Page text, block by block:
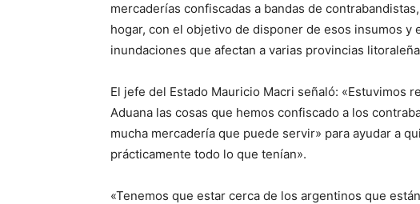
mercaderías confiscadas a bandas de
hogar, con el objetivo de disponer de esos insumos y
inundaciones que afectan a varias provincias
El jefe del Estado Mauricio Macri señaló: «Estuvimos
Aduana las cosas que hemos confiscado a los
mucha mercadería que puede servir» para ayudar a
prácticamente todo lo que tenían».
«Tenemos que estar cerca de los argentinos que